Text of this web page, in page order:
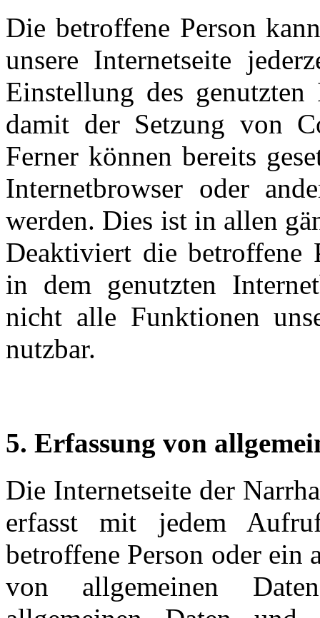
Die betroffene Person
unsere Internetseite
Einstellung des
damit der Setzung von
Ferner können bereits
Internetbrowser oder
werden. Dies ist in allen
Deaktiviert die betroffene
in dem genutzten
nicht alle Funktionen
nutzbar.
5. Erfassung von
Die Internetseite der
erfasst mit jedem
betroffene Person oder ein
von allgemeinen